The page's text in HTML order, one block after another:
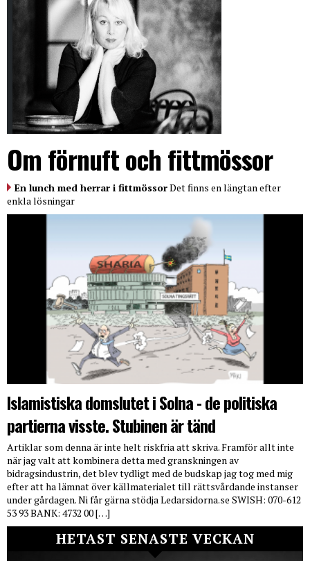
Om förnuft och fittmössor
En lunch med herrar i fittmössorDet finns en längtan efter
enkla lösningar
Islamistiska domslutet i Solna - de politiska
partierna visste. Stubinen är tänd
Artiklar som denna är inte helt riskfria att skriva. Framför allt inte
när jag valt att kombinera detta med granskningen av
bidragsindustrin, det blev tydligt med de budskap jag tog med mig
efter att ha lämnat över källmaterialet till rättsvårdande instanser
under gårdagen. Ni får gärna stödja Ledarsidorna.se SWISH: 070-612
53 93 BANK: 4732 00 […]
HETAST SENASTE VECKAN